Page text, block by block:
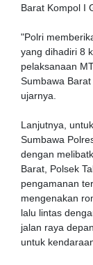
Barat Kompol I
"Polri
yang dihadiri 8
pelaksanaan
Sumbawa
ujarnya.
Lanjutnya,
Sumbawa
dengan
Barat, Polsek
pengamanan
mengenakan
lalu lintas
jalan raya
untuk